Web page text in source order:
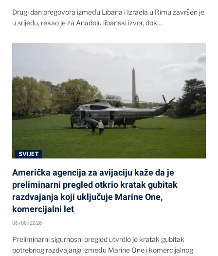
Drugi dan pregovora između Libana i Izraela u Rimu završen je
u srijedu, rekao je za Anadolu libanski izvor, dok…
SVIJET
Američka agencija za avijaciju kaže da je
preliminarni pregled otkrio kratak gubitak
razdvajanja koji uključuje Marine One,
komercijalni let
06/08/2026
Preliminarni sigurnosni pregled utvrdio je kratak gubitak
potrebnog razdvajanja između Marine One i komercijalnog